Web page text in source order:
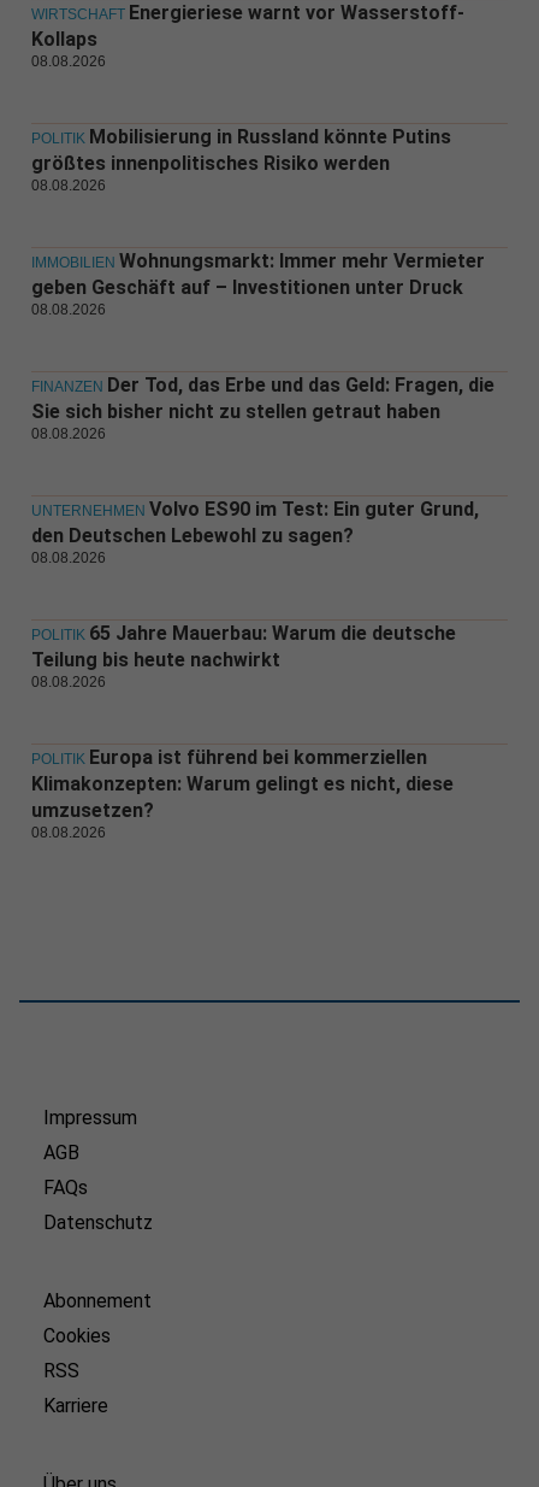
WIRTSCHAFT Energieriese warnt vor Wasserstoff-
Kollaps
08.08.2026
POLITIK Mobilisierung in Russland könnte Putins
größtes innenpolitisches Risiko werden
08.08.2026
IMMOBILIEN Wohnungsmarkt: Immer mehr Vermieter
geben Geschäft auf – Investitionen unter Druck
08.08.2026
FINANZEN Der Tod, das Erbe und das Geld: Fragen, die
Sie sich bisher nicht zu stellen getraut haben
08.08.2026
UNTERNEHMEN Volvo ES90 im Test: Ein guter Grund,
den Deutschen Lebewohl zu sagen?
08.08.2026
POLITIK 65 Jahre Mauerbau: Warum die deutsche
Teilung bis heute nachwirkt
08.08.2026
POLITIK Europa ist führend bei kommerziellen
Klimakonzepten: Warum gelingt es nicht, diese
umzusetzen?
08.08.2026
Impressum
AGB
FAQs
Datenschutz
Abonnement
Cookies
RSS
Karriere